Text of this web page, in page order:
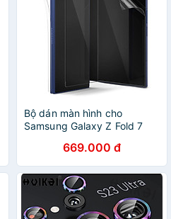
Bộ dán màn hình cho
Samsung Galaxy Z Fold 7
- Hàng Chính Hãng
669.000 đ